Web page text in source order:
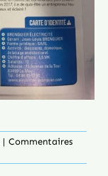
| Commentaires